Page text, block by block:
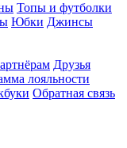
Топы и футболки
Юбки Джинсы
Друзья
лояльности
Обратная связь